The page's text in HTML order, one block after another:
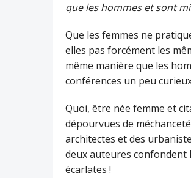
que les hommes et sont
Que les femmes ne
elles pas forcément les
même manière que les
conférences un peu curieux
Quoi, être née femme et
dépourvues de
architectes et des
deux auteures confondent
écarlates !